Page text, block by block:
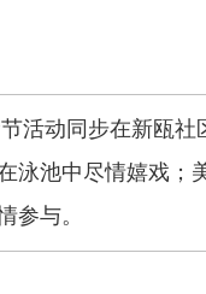
动同步在新瓯社
泳池中尽情嬉戏
参与。